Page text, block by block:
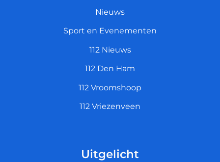
Nieuws
Sport en Evenementen
112 Nieuws
112 Den Ham
112 Vroomshoop
112 Vriezenveen
Uitgelicht